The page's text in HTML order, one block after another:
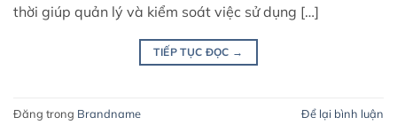
thời giúp quản lý và kiểm soát việc sử dụng […]
TIẾP TỤC ĐỌC →
Đăng trong Brandname Để lại bình luận